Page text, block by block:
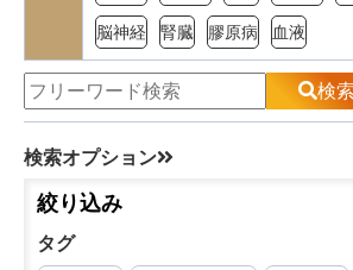
脳神経 腎臓 膠原病 血液
検索
検索オプション
絞り込み
タグ